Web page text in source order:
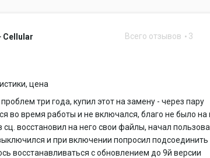
Cellular Всего отзывов 3
цена
три года, купил этот на замену - через пару
во время работы и не включался, благо не было на
восстановил на него свои файлы, начал
и при включении попросил подсоединить
восстанавливаться с обновлением до 9й версии